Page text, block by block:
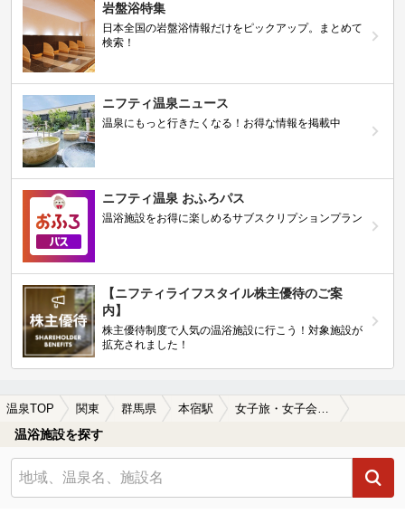
岩盤浴特集
日本全国の岩盤浴情報だけをピックアップ。まとめて
検索！
ニフティ温泉ニュース
温泉にもっと行きたくなる！お得な情報を掲載中
ニフティ温泉 おふろパス
温浴施設をお得に楽しめるサブスクリプションプラン
【ニフティライフスタイル株主優待のご案
内】
株主優待制度で人気の温浴施設に行こう！対象施設が
拡充されました！
温泉TOP 関東 群馬県 本宿駅 女子旅・女子会におすすめの本宿駅近くの温泉、日帰り温泉、スーパー銭湯おすすめ
温浴施設を探す